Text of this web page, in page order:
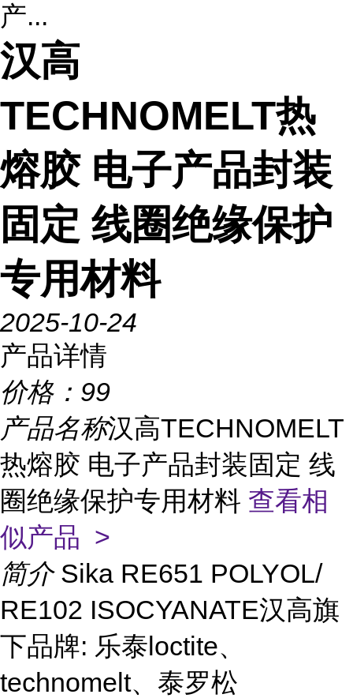
产...
汉高
TECHNOMELT热
熔胶 电子产品封装
固定 线圈绝缘保护
专用材料
2025-10-24
产品详情
价格： 99
产品名称汉高TECHNOMELT
热熔胶 电子产品封装固定 线
圈绝缘保护专用材料 查看相
似产品 >
简介 Sika RE651 POLYOL/
RE102 ISOCYANATE汉高旗
下品牌: 乐泰loctite、
technomelt、泰罗松